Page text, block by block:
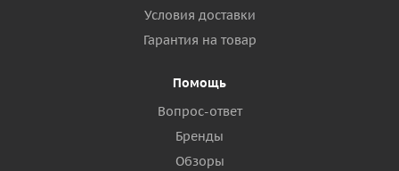
Условия доставки
Гарантия на товар
Помощь
Вопрос-ответ
Бренды
Обзоры